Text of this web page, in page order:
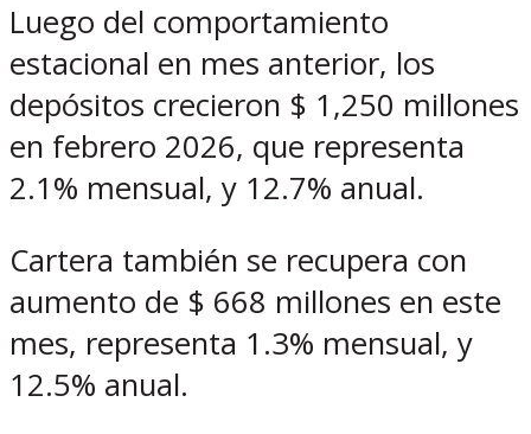
Luego del comportamiento
estacional en mes anterior, los
depósitos crecieron $ 1,250 millones
en febrero 2026, que representa
2.1% mensual, y 12.7% anual.
Cartera también se recupera con
aumento de $ 668 millones en este
mes, representa 1.3% mensual, y
12.5% anual.